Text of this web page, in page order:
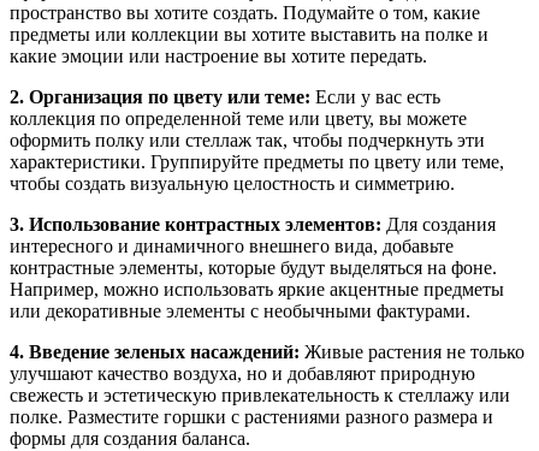
пространство вы хотите создать. Подумайте о том, какие
предметы или коллекции вы хотите выставить на полке и
какие эмоции или настроение вы хотите передать.
2. Организация по цвету или теме: Если у вас есть
коллекция по определенной теме или цвету, вы можете
оформить полку или стеллаж так, чтобы подчеркнуть эти
характеристики. Группируйте предметы по цвету или теме,
чтобы создать визуальную целостность и симметрию.
3. Использование контрастных элементов: Для создания
интересного и динамичного внешнего вида, добавьте
контрастные элементы, которые будут выделяться на фоне.
Например, можно использовать яркие акцентные предметы
или декоративные элементы с необычными фактурами.
4. Введение зеленых насаждений: Живые растения не только
улучшают качество воздуха, но и добавляют природную
свежесть и эстетическую привлекательность к стеллажу или
полке. Разместите горшки с растениями разного размера и
формы для создания баланса.